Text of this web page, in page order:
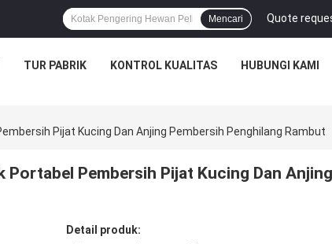
Quote
Mencari
TUR PABRIK KONTROL KUALITAS HUBUNGI KAMI
Pijat Kucing Dan Anjing Pembersih Penghilang Rambut
Portabel Pembersih Pijat Kucing Dan
Detail produk: